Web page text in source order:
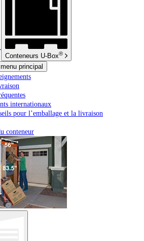
Conteneurs U-Box®
principal
internationaux
pour l’emballage et la livraison
conteneur